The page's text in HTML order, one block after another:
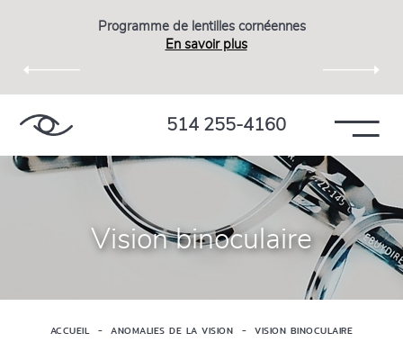
Programme de lentilles cornéennes
En savoir plus
514 255-4160
Vision binoculaire
ACCUEIL ANOMALIES DE LA VISION VISION BINOCULAIRE